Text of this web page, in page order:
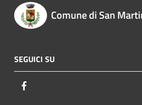
Comune di San
SEGUICI SU